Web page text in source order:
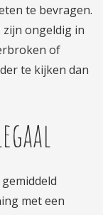
te bevragen.
zijn ongeldig in
of
te kijken dan
met een